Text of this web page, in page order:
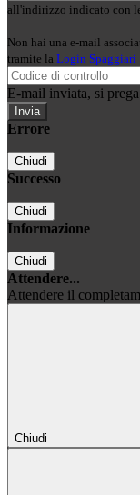
all'indirizzo indicato con
Non hai una e-mail
tramite la Login Spaggiari
E-mail inviata, si
Errore
Chiudi
Successo
Chiudi
Informazione
Chiudi
Attendere...
Attendere il
Chiudi